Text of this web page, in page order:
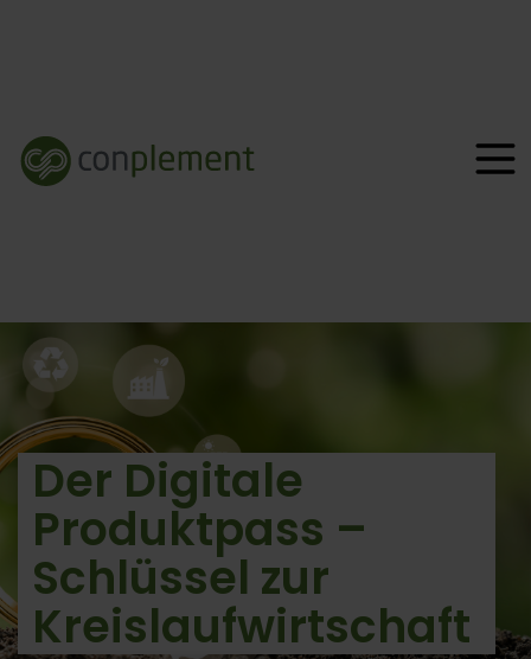
Der Digitale
Produktpass –
Schlüssel zur
Kreislaufwirtschaft